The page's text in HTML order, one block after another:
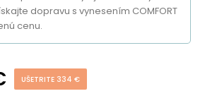
dopravu s vynesením COMFORT
cenu.
UŠETRITE 334 €